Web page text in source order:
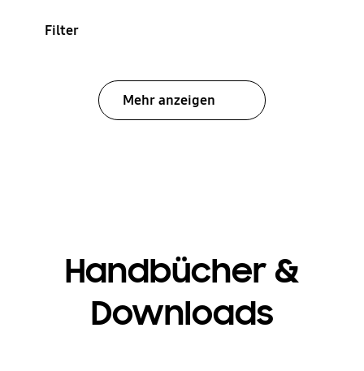
Filter
Mehr anzeigen
Handbücher &
Downloads